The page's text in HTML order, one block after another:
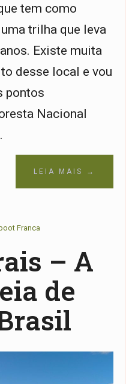
tem como
trilha que leva
Existe muita
desse local e vou
pontos
Nacional
LEIA MAIS →
Franca
– A
de